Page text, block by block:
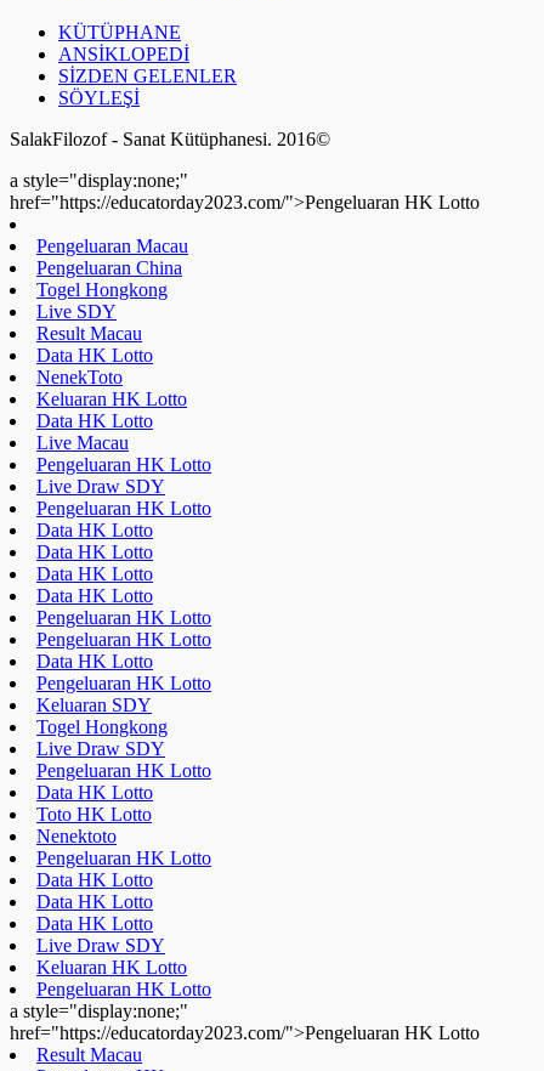
KÜTÜPHANE
ANSİKLOPEDİ
SİZDEN GELENLER
SÖYLEŞİ
SalakFilozof - Sanat Kütüphanesi. 2016©
a style="display:none;"
href="https://educatorday2023.com/">Pengeluaran HK Lotto
Pengeluaran Macau
Pengeluaran China
Togel Hongkong
Live SDY
Result Macau
Data HK Lotto
NenekToto
Keluaran HK Lotto
Data HK Lotto
Live Macau
Pengeluaran HK Lotto
Live Draw SDY
Pengeluaran HK Lotto
Data HK Lotto
Data HK Lotto
Data HK Lotto
Data HK Lotto
Pengeluaran HK Lotto
Pengeluaran HK Lotto
Data HK Lotto
Pengeluaran HK Lotto
Keluaran SDY
Togel Hongkong
Live Draw SDY
Pengeluaran HK Lotto
Data HK Lotto
Toto HK Lotto
Nenektoto
Pengeluaran HK Lotto
Data HK Lotto
Data HK Lotto
Data HK Lotto
Live Draw SDY
Keluaran HK Lotto
Pengeluaran HK Lotto
a style="display:none;"
href="https://educatorday2023.com/">Pengeluaran HK Lotto
Result Macau